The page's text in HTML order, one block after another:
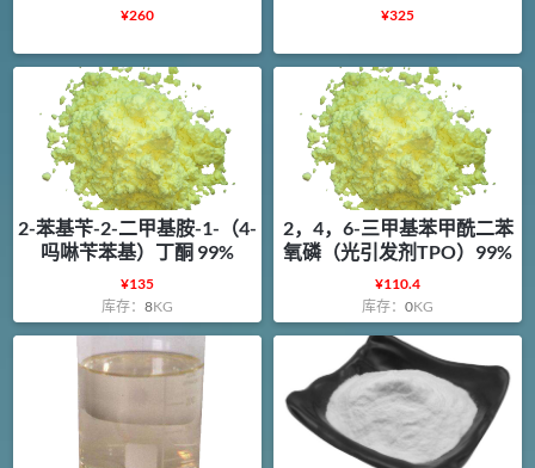
¥260 ¥325
2-苯基苄-2-二甲基胺-1-（4-
吗啉苄苯基）丁酮 99%
¥135
库存： 8KG
2，4，6-三甲基苯甲酰二苯
氧磷（光引发剂TPO）99%
¥110.4
库存：0KG